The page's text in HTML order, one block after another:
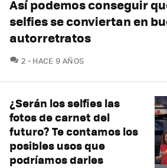
Así podemos conseguir
selfies se conviertan en
autorretratos
2 COMENTARIOS
HACE 9 AÑOS
¿Serán los selfies las
fotos de carnet del
futuro? Te contamos los
posibles usos que
podríamos darles